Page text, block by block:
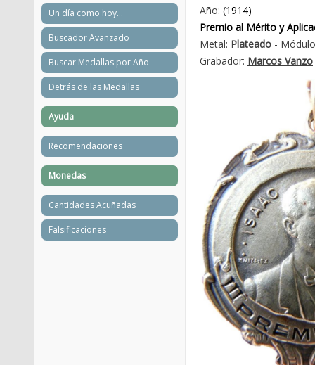
Año: (1914)
Premio al Mérito y
Metal: Plateado -
Grabador: Marcos Vanzo
Un día como hoy...
Buscador Avanzado
Buscar Medallas por Año
Detrás de las Medallas
Ayuda
Recomendaciones
Monedas
Cantidades Acuñadas
Falsificaciones